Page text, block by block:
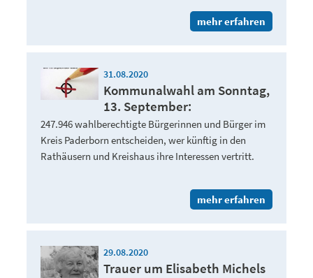
mehr erfahren
31.08.2020
Kommunalwahl am Sonntag,
13. September:
247.946 wahlberechtigte Bürgerinnen und Bürger im
Kreis Paderborn entscheiden, wer künftig in den
Rathäusern und Kreishaus ihre Interessen vertritt.
mehr erfahren
29.08.2020
Trauer um Elisabeth Michels